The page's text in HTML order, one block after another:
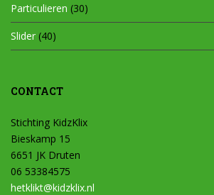
Particulieren (30)
Slider (40)
CONTACT
Stichting KidzKlix
Bieskamp 15
6651 JK Druten
06 53384575
hetklikt@kidzklix.nl